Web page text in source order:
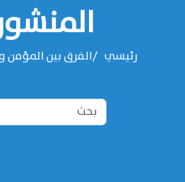
رئيسي الفرق بين المؤمن